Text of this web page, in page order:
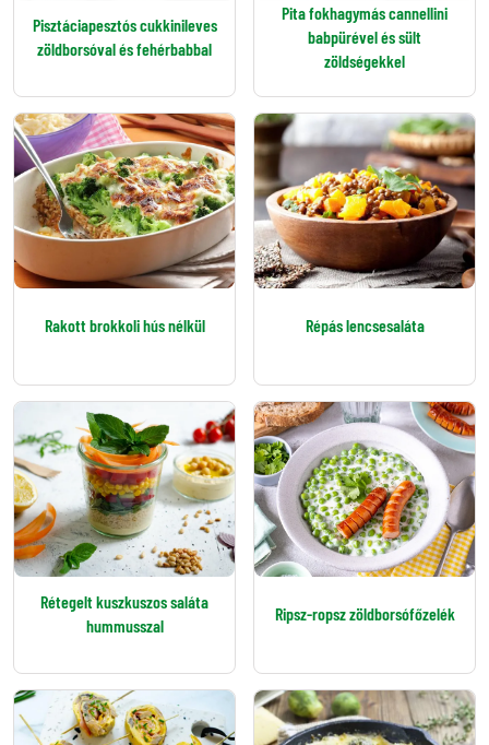
Pisztáciapesztós cukkinileves
zöldborsóval és fehérbabbal
Pita fokhagymás cannellini
babpürével és sült
zöldségekkel
Rakott brokkoli hús nélkül Répás lencsesaláta
Rétegelt kuszkuszos saláta
hummusszal
Ripsz-ropsz zöldborsófőzelék